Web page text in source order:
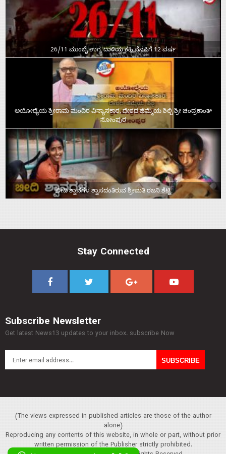
26/11 ಮುಂಬೈ ಉಗ್ರ ದಾಳಿಯ ಕಹಿ ನೆನಪಿಗೆ 12 ವರ್ಷ
ಅಯೋಧ್ಯೆಯ ಶ್ರೀರಾಮ ಮಂದಿರ ವಿನ್ಯಾಸಕಾರ, ದೇಶದ ಹೆಮ್ಮೆಯ ಶಿಲ್ಪಿ ಶ್ರೀ ಚಂದ್ರಕಾಂತ್‌
ಸೋಂಪುರ
ಬೀದಿ ಶ್ವಾನಗಳ ಶ್ವಾಸದಂತಿರುವ ಶ್ರೀಮತಿ ರಜನಿ ಶೆಟ್ಟಿ
Stay Connected
Subscribe Newsletter
Get latest News13 updates to your inbox. subscribe Now
(The views expressed in published articles are those of the author
alone)
Reproducing any contents of this website, in whole or part, without prior
written permission of the Publisher strictly prohibited.